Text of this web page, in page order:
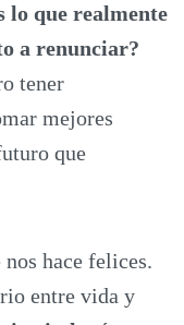
lo que realmente
a renunciar?
tener
mejores
que
hace felices.
entre vida y